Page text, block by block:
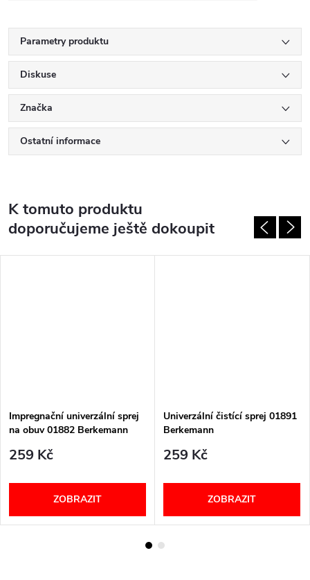
Parametry produktu
Diskuse
Značka
Ostatní informace
K tomuto produktu
doporučujeme ještě dokoupit
Impregnační univerzální sprej
na obuv 01882 Berkemann
259 Kč
ZOBRAZIT
Univerzální čistící sprej 01891
Berkemann
259 Kč
ZOBRAZIT